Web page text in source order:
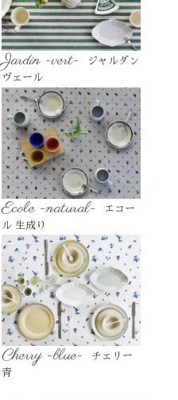
Jardin -vert-
ジャルダン
ヴェール
Ecole -natural-
エコー
ル 生成り
Cherry -blue-
チェリー
青